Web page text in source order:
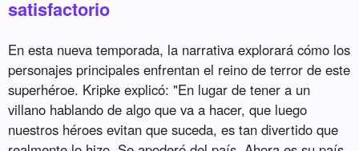
satisfactorio
En esta nueva temporada, la narrativa explorará cómo los
personajes principales enfrentan el reino de terror de este
superhéroe. Kripke explicó: "En lugar de tener a un
villano hablando de algo que va a hacer, que luego
nuestros héroes evitan que suceda, es tan divertido que